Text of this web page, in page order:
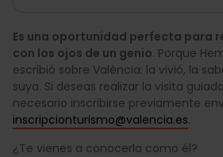
Es una oportunidad perfecta para
con los ojos de un genio. Porque
escribió sobre València: la vivió, la
suya. Si deseas realizar la visita
necesario inscribirse previamente
inscripcionturismo@valencia.es.
¿Te vienes a conocerla como él?